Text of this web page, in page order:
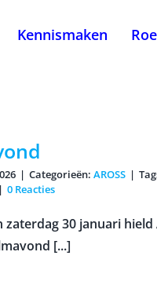
Kennismaken
| Categorieën: AROSS |
| 0 Reacties
zaterdag 30 januari hield
[...]